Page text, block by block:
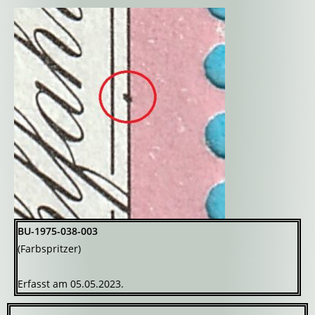
BU-1975-038-003
(Farbspritzer)
Erfasst am 05.05.2023.